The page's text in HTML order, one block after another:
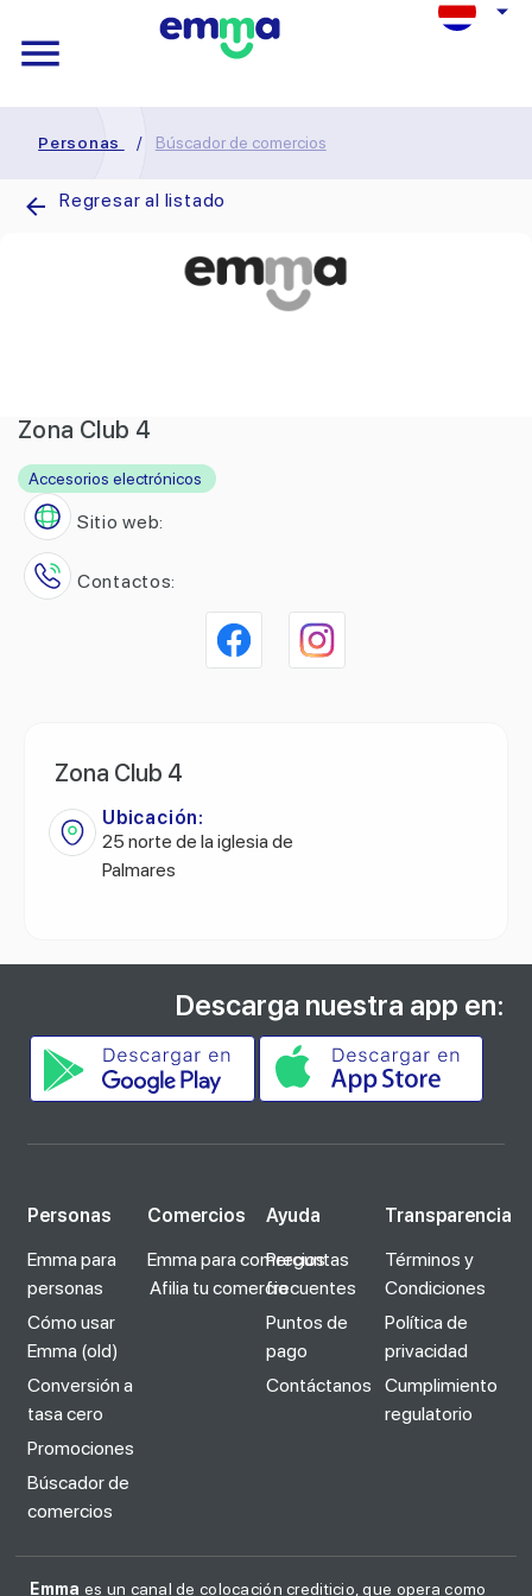
Personas / Búscador de comercios
Regresar al listado
Zona Club 4
Accesorios electrónicos
Sitio web:
Contactos:
Zona Club 4
Ubicación:
25 norte de la iglesia de
Palmares
Descarga nuestra app en:
Personas
Emma para
personas
Cómo usar
Emma (old)
Conversión a
tasa cero
Promociones
Búscador de
comercios
Comercios
Emma para comercios
Afilia tu comercio
Ayuda
Preguntas
frecuentes
Puntos de
pago
Contáctanos
Transparencia
Términos y
Condiciones
Política de
privacidad
Cumplimiento
regulatorio
Emma es un canal de colocación crediticio, que opera como